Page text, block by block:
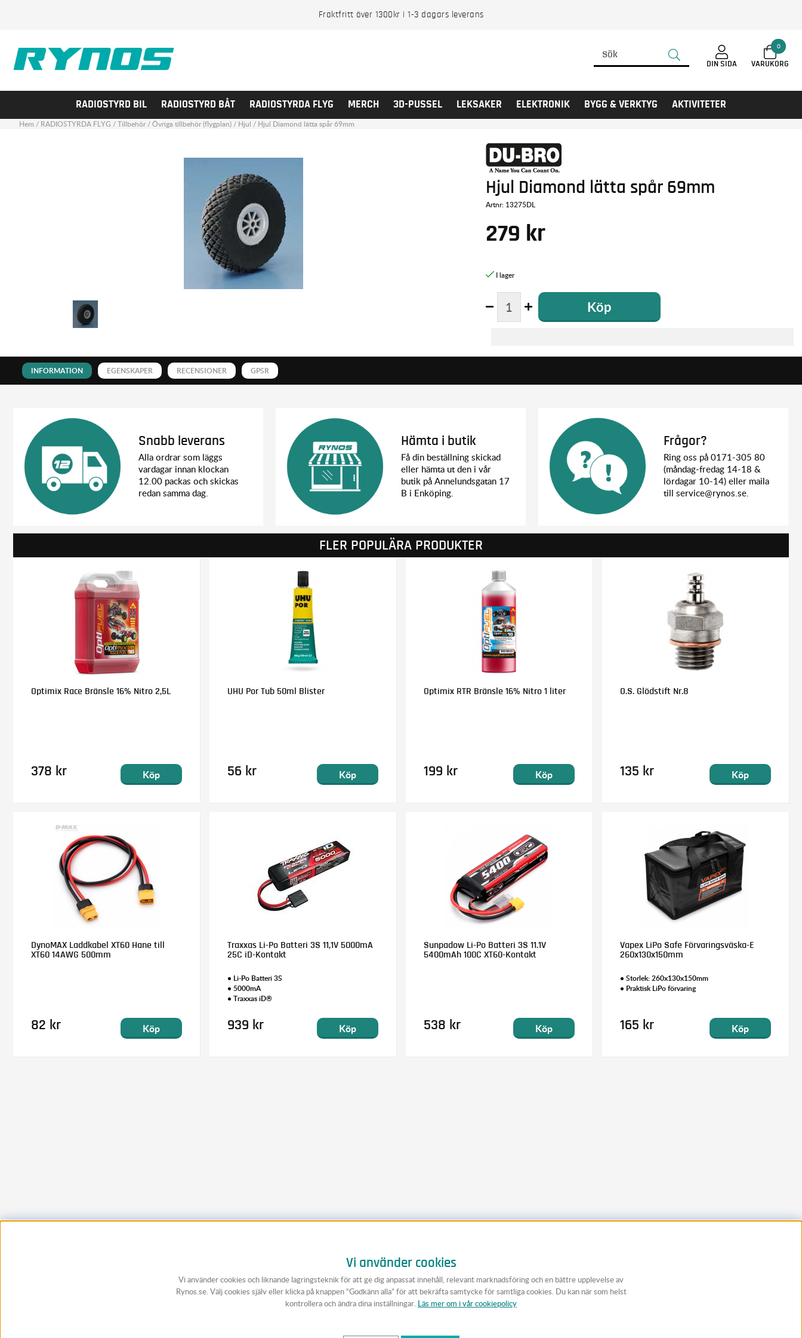
Fraktfritt över 1300kr | 1-3 dagars leverans
0
DIN SIDA
RADIOSTYRD BIL RADIOSTYRD BÅT RADIOSTYRDA FLYG MERCH 3D-PUSSEL LEKSAKER ELEKTRONIK BYGG & VERKTYG AKTIVITETER
Hem / RADIOSTYRDA FLYG /Tillbehör/Övriga tillbehör (flygplan)/ Hjul / Hjul Diamond lätta spår 69mm
Hjul Diamond lätta spår 69mm
Artnr: 13275DL
279 kr
Köp
INFORMATION EGENSKAPER RECENSIONER GPSR
Snabb leverans
Alla ordrar som läggs
vardagar innan klockan
12.00 packas och skickas
redan samma dag.
Hämta i butik
Få din beställning skickad
eller hämta ut den i vår
butik på Annelundsgatan 17
B i Enköping.
Frågor?
Ring oss på 0171-305 80
(måndag-fredag 14-18 &
lördagar 10-14) eller maila
till service@rynos.se.
FLER POPULÄRA PRODUKTER
Optimix Race Bränsle 16% Nitro 2,5L
378 kr Köp
UHU Por Tub 50ml Blister
56 kr Köp
Optimix RTR Bränsle 16% Nitro 1 liter
199 kr Köp
O.S. Glödstift Nr.8
135 kr Köp
DynoMAX Laddkabel XT60 Hane till
XT60 14AWG 500mm
82 kr Köp
Traxxas Li-Po Batteri 3S 11,1V 5000mA
25C iD-Kontakt
• Li-Po Batteri 3S
• 5000mA
• Traxxas iD®
939 kr Köp
Sunpadow Li-Po Batteri 3S 11.1V
5400mAh 100C XT60-Kontakt
538 kr Köp
Vapex LiPo Safe Förvaringsväska-E
260x130x150mm
• Storlek: 260x130x150mm
• Praktisk LiPo förvaring
165 kr Köp
Vi använder cookies
Vi använder cookies och liknande lagringsteknik för att ge dig anpassat innehåll, relevant marknadsföring och en bättre upplevelse av
Rynos.se. Välj cookies själv eller klicka på knappen “Godkänn alla” för att bekräfta samtycke för samtliga cookies. Du kan när som helst
kontrollera och ändra dina inställningar. Läs mer om i vår cookiepolicy